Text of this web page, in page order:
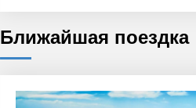
Ближайшая поездка